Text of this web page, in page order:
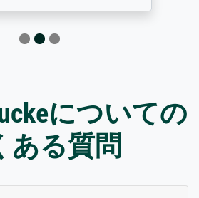
についての
ある質問